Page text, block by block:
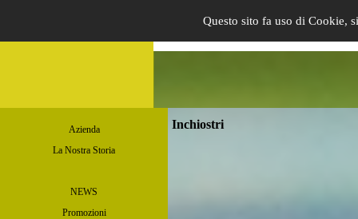
Questo sito fa uso di Cookie,
Azienda
La Nostra Storia
NEWS
Promozioni
Inchiostri